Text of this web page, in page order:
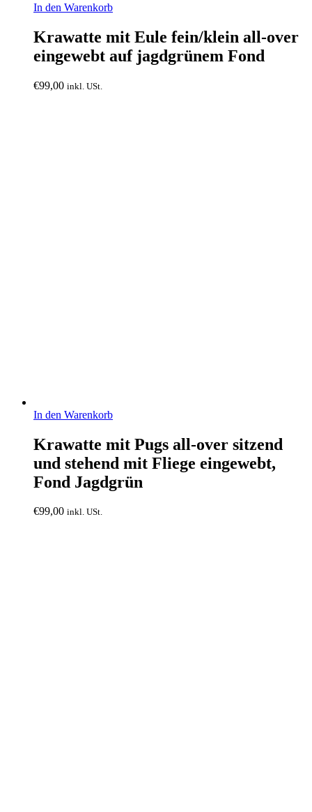
In den Warenkorb
Krawatte mit Eule fein/klein all-over
eingewebt auf jagdgrünem Fond
€99,00 inkl. USt.
In den Warenkorb
Krawatte mit Pugs all-over sitzend
und stehend mit Fliege eingewebt,
Fond Jagdgrün
€99,00 inkl. USt.